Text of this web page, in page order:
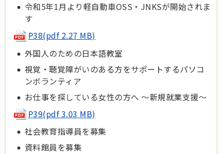
令和5年1月より軽自動車OSS・JNKSが開始されま
す
P38(pdf 2.27 MB)
外国人のための日本語教室
視覚・聴覚障がいのある方をサポートするパソコ
ンボランティア
お仕事を探している女性の方へ ～新規就業支援～
P39(pdf 3.03 MB)
社会教育指導員を募集
資料館員を募集